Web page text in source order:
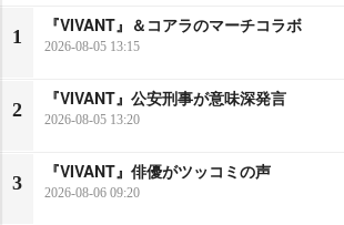
1
『VIVANT』＆コアラのマーチコラボ
2026-08-05 13:15
2
『VIVANT』公安刑事が意味深発言
2026-08-05 13:20
3
『VIVANT』俳優がツッコミの声
2026-08-06 09:20